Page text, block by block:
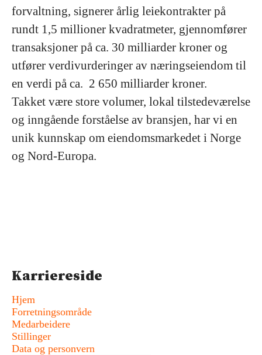
forvaltning, signerer årlig leiekontrakter på
rundt 1,5 millioner kvadratmeter, gjennomfører
transaksjoner på ca. 30 milliarder kroner og
utfører verdivurderinger av næringseiendom til
en verdi på ca. 2 650 milliarder kroner.
Takket være store volumer, lokal tilstedeværelse
og inngående forståelse av bransjen, har vi en
unik kunnskap om eiendomsmarkedet i Norge
og Nord-Europa.
Karriereside
Hjem
Forretningsområde
Medarbeidere
Stillinger
Data og personvern